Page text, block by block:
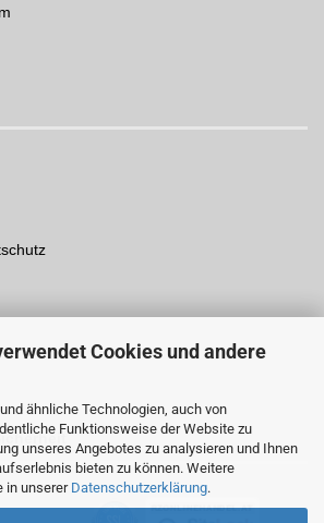
Cookies und andere
ähnliche Technologien, auch von
Funktionsweise der Website zu
unseres Angebotes zu analysieren und Ihnen
bieten zu können. Weitere
in unserer Datenschutzerklärung.